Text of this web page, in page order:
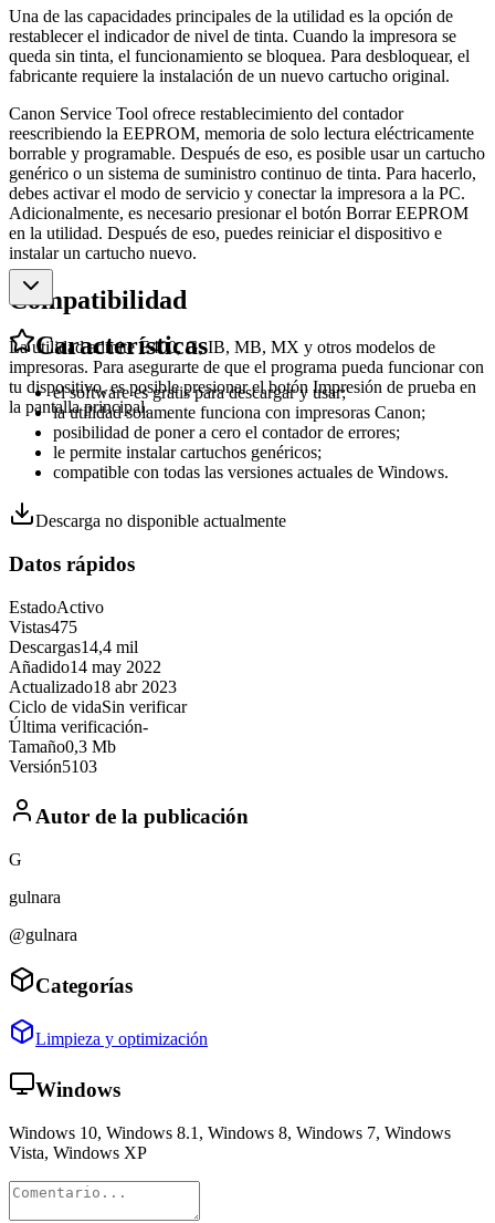
Una de las capacidades principales de la utilidad es la opción de
restablecer el indicador de nivel de tinta. Cuando la impresora se
queda sin tinta, el funcionamiento se bloquea. Para desbloquear, el
fabricante requiere la instalación de un nuevo cartucho original.
Canon Service Tool ofrece restablecimiento del contador
reescribiendo la EEPROM, memoria de solo lectura eléctricamente
borrable y programable. Después de eso, es posible usar un cartucho
genérico o un sistema de suministro continuo de tinta. Para hacerlo,
debes activar el modo de servicio y conectar la impresora a la PC.
Adicionalmente, es necesario presionar el botón Borrar EEPROM
en la utilidad. Después de eso, puedes reiniciar el dispositivo e
instalar un cartucho nuevo.
Compatibilidad
La utilidad admite E400, G, IB, MB, MX y otros modelos de
impresoras. Para asegurarte de que el programa pueda funcionar con
tu dispositivo, es posible presionar el botón Impresión de prueba en
la pantalla principal.
Características
el software es gratis para descargar y usar;
la utilidad solamente funciona con impresoras Canon;
posibilidad de poner a cero el contador de errores;
le permite instalar cartuchos genéricos;
compatible con todas las versiones actuales de Windows.
Descarga no disponible actualmente
Datos rápidos
EstadoActivo
Vistas475
Descargas14,4 mil
Añadido14 may 2022
Actualizado18 abr 2023
Ciclo de vidaSin verificar
Última verificación-
Tamaño0,3 Mb
Versión5103
Autor de la publicación
G
gulnara
@gulnara
Categorías
Limpieza y optimización
Windows
Windows 10, Windows 8.1, Windows 8, Windows 7, Windows
Vista, Windows XP